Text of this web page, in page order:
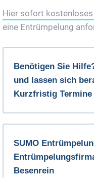
Hier sofort
eine Entrümpelung
Benötigen Sie
und lassen sich
Kurzfristig
SUMO
Besenrein